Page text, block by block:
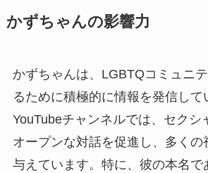
かずちゃんの影響力
かずちゃんは、LGBTQコミュニ
るために積極的に情報を発信して
YouTubeチャンネルでは、セクシ
オープンな対話を促進し、多くの
与えています。特に、彼の本名で